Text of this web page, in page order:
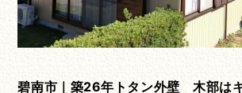
碧南市｜築26年トタン外壁 木部は